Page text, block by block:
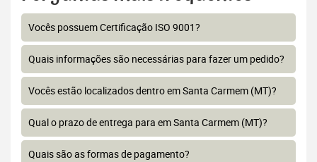
Vocês possuem Certificação ISO 9001?
Quais informações são necessárias para fazer um pedido?
Vocês estão localizados dentro em Santa Carmem (MT)?
Qual o prazo de entrega para em Santa Carmem (MT)?
Quais são as formas de pagamento?